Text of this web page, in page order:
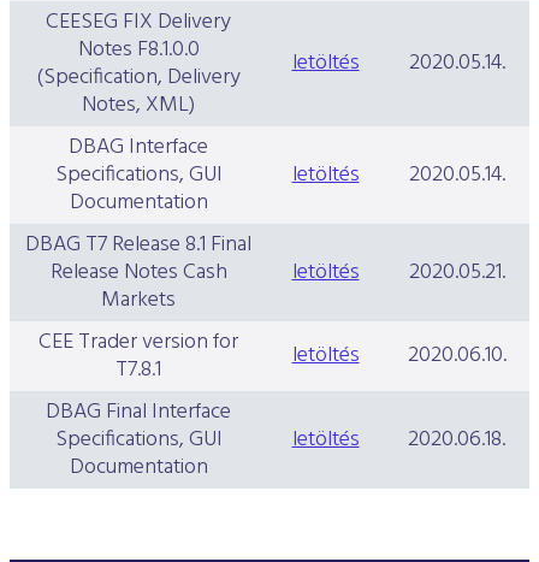
CEESEG FIX Delivery
Notes F8.1.0.0
(Specification, Delivery
Notes, XML)
letöltés 2020.05.14.
DBAG Interface
Specifications, GUI
Documentation
letöltés
2020.05.14.
DBAG T7 Release 8.1 Final
Release Notes Cash
Markets
letöltés
2020.05.21.
CEE Trader version for
T7.8.1 letöltés
2020.06.10.
DBAG Final Interface
Specifications, GUI
Documentation
letöltés 2020.06.18.